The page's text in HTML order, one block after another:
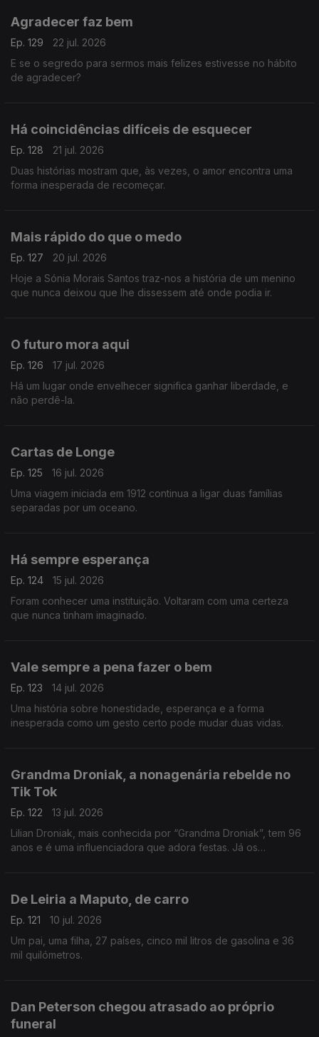
Agradecer faz bem
Ep. 129
22 jul. 2026
E se o segredo para sermos mais felizes estivesse no hábito
de agradecer?
Há coincidências difíceis de esquecer
Ep. 128
21 jul. 2026
Duas histórias mostram que, às vezes, o amor encontra uma
forma inesperada de recomeçar.
Mais rápido do que o medo
Ep. 127
20 jul. 2026
Hoje a Sónia Morais Santos traz-nos a história de um menino
que nunca deixou que lhe dissessem até onde podia ir.
O futuro mora aqui
Ep. 126
17 jul. 2026
Há um lugar onde envelhecer significa ganhar liberdade, e
não perdê-la.
Cartas de Longe
Ep. 125
16 jul. 2026
Uma viagem iniciada em 1912 continua a ligar duas famílias
separadas por um oceano.
Há sempre esperança
Ep. 124
15 jul. 2026
Foram conhecer uma instituição. Voltaram com uma certeza
que nunca tinham imaginado.
Vale sempre a pena fazer o bem
Ep. 123
14 jul. 2026
Uma história sobre honestidade, esperança e a forma
inesperada como um gesto certo pode mudar duas vidas.
Grandma Droniak, a nonagenária rebelde no
Tik Tok
Ep. 122
13 jul. 2026
Lilian Droniak, mais conhecida por “Grandma Droniak”, tem 96
anos e é uma influenciadora que adora festas. Já os
De Leiria a Maputo, de carro
Ep. 121
10 jul. 2026
Um pai, uma filha, 27 países, cinco mil litros de gasolina e 36
mil quilómetros.
Dan Peterson chegou atrasado ao próprio
funeral